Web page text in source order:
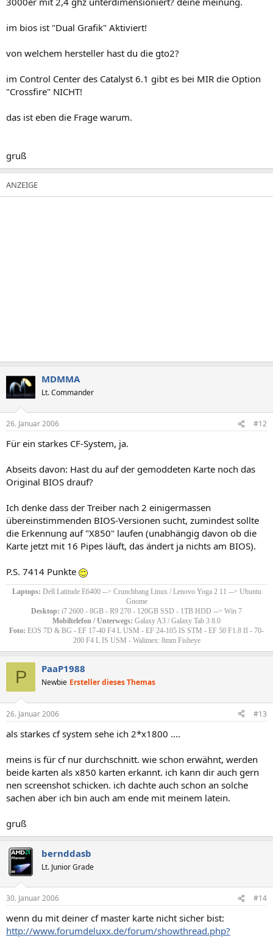
im bios ist "Dual Grafik" Aktiviert!
von welchem hersteller hast du die gto2?
im Control Center des Catalyst 6.1 gibt es bei MIR die Option
"Crossfire" NICHT!
das ist eben die Frage warum.
gruß
MDMMA
Lt. Commander
26. Januar 2006 #12
Für ein starkes CF-System, ja.
Abseits davon: Hast du auf der gemoddeten Karte noch das
Original BIOS drauf?
Ich denke dass der Treiber nach 2 einigermassen
übereinstimmenden BIOS-Versionen sucht, zumindest sollte
die Erkennung auf "X850" laufen (unabhängig davon ob die
Karte jetzt mit 16 Pipes läuft, das ändert ja nichts am BIOS).
P.S. 7414 Punkte
Laptops: Dell Latitude E6400 --> Crunchbang Linux / Lenovo Yoga 2 11 --> Ubuntu
Gnome
Desktop: i7 2600 - 8GB - R9 270 - 120GB SSD - 1TB HDD --> Win 7
Mobiltelefon / Unterwegs: Galaxy A3 / Galaxy Tab 3 8.0
Foto: EOS 7D & BG - EF 17-40 F4 L USM - EF 24-105 IS STM - EF 50 F1.8 II - 70-
200 F4 L IS USM - Walimex: 8mm Fisheye​
P PaaP1988
Newbie Ersteller dieses Themas
26. Januar 2006 #13
als starkes cf system sehe ich 2*x1800 ....
meins is für cf nur durchschnitt. wie schon erwähnt, werden
beide karten als x850 karten erkannt. ich kann dir auch gern
nen screenshot schicken. ich dachte auch schon an solche
sachen aber ich bin auch am ende mit meinem latein.
gruß
bernddasb
Lt. Junior Grade
30. Januar 2006 #14
wenn du mit deiner cf master karte nicht sicher bist:
http://www.forumdeluxx.de/forum/showthread.php?